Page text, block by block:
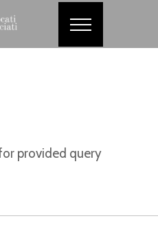
provided query